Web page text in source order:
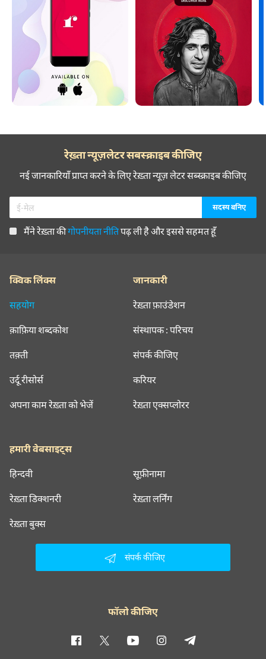
रेख़्ता न्यूज़लेटर सबस्क्राइब कीजिए
नई जानकारियाँ प्राप्त करने के लिए रेख़्ता न्यूज़ लेटर सब्स्क्राइब कीजिए
मैंने रेख़्ता कीगोपनीयता नीतिपढ़ ली है और इससे सहमत हूँ
क्विक लिंक्स
सहयोग
क़ाफ़िया शब्दकोश
तक़्ती
उर्दू रीसोर्स
अपना काम रेख़्ता को भेजें
जानकारी
रेख़्ता फ़ाउंडेशन
संस्थापक : परिचय
संपर्क कीजिए
करियर
रेख़्ता एक्सप्लोरर
हमारी वेबसाइट्स
हिन्दवी सूफ़ीनामा
रेख़्ता डिक्शनरी रेख़्ता लर्निंग
रेख़्ता बुक्स
संपर्क कीजिए
फॉलो कीजिए